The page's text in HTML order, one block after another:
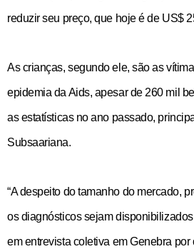
reduzir seu preço, que hoje é de US$
As crianças, segundo ele, são as
epidemia da Aids, apesar de 260 mil
as estatísticas no ano passado,
Subsaariana.
“A despeito do tamanho do mercado,
os diagnósticos sejam
em entrevista coletiva em Genebra